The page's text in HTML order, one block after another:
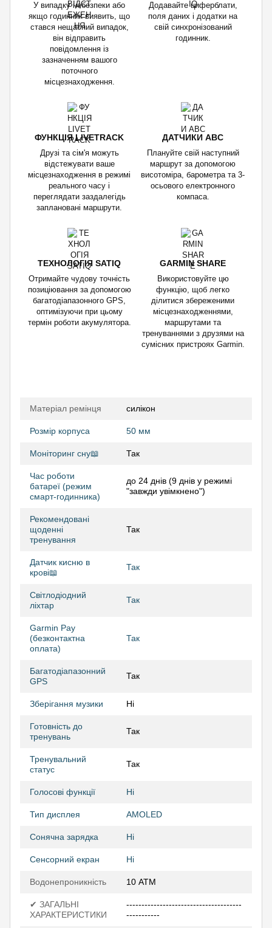
У випадку небезпеки або
якщо годинник виявить, що
стався нещасний випадок,
він відправить
повідомлення із
зазначенням вашого
поточного
місцезнаходження.
Додавайте циферблати,
поля даних і додатки на
свій синхронізований
годинник.
ФУНКЦІЯ LIVETRACK
Друзі та сім'я можуть
відстежувати ваше
місцезнаходження в режимі
реального часу і
переглядати заздалегідь
заплановані маршрути.
ДАТЧИКИ ABC
Плануйте свій наступний
маршрут за допомогою
висотоміра, барометра та 3-
осьового електронного
компаса.
ТЕХНОЛОГІЯ SATIQ
Отримайте чудову точність
позиціювання за допомогою
багатодіапазонного GPS,
оптимізуючи при цьому
термін роботи акумулятора.
GARMIN SHARE
Використовуйте цю
функцію, щоб легко
ділитися збереженими
місцезнаходженнями,
маршрутами та
тренуваннями з друзями на
сумісних пристроях Garmin.
Матеріал ремінця силікон
Розмір корпуса 50 мм
Моніторинг сну📖 Так
Час роботи
батареї (режим
смарт-годинника)
до 24 днів (9 днів у режимі
"завжди увімкнено")
Рекомендовані
щоденні
тренування
Так
Датчик кисню в
крові📖
Так
Світлодіодний
ліхтар
Так
Garmin Pay
(безконтактна
оплата)
Так
Багатодіапазонний
GPS
Так
Зберігання музики Ні
Готовність до
тренувань
Так
Тренувальний
статус
Так
Голосові функції Ні
Тип дисплея AMOLED
Сонячна зарядка Ні
Сенсорний екран Ні
Водонепроникність 10 АТМ
✔ ЗАГАЛЬНІ
ХАРАКТЕРИСТИКИ
--------------------------------------
-----------